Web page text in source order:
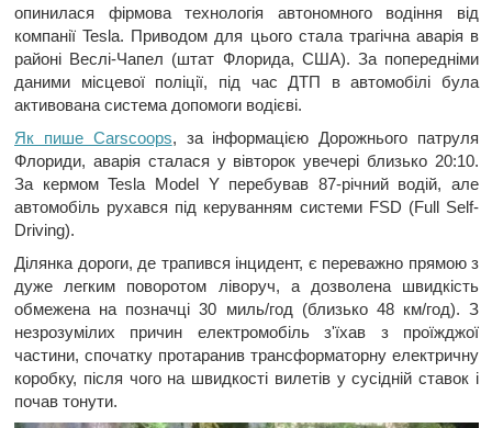
опинилася фірмова технологія автономного водіння від
компанії Tesla. Приводом для цього стала трагічна аварія в
районі Веслі-Чапел (штат Флорида, США). За попередніми
даними місцевої поліції, під час ДТП в автомобілі була
активована система допомоги водієві.
Як пише Carscoops, за інформацією Дорожнього патруля
Флориди, аварія сталася у вівторок увечері близько 20:10.
За кермом Tesla Model Y перебував 87-річний водій, але
автомобіль рухався під керуванням системи FSD (Full Self-
Driving).
Ділянка дороги, де трапився інцидент, є переважно прямою з
дуже легким поворотом ліворуч, а дозволена швидкість
обмежена на позначці 30 миль/год (близько 48 км/год). З
незрозумілих причин електромобіль з'їхав з проїжджої
частини, спочатку протаранив трансформаторну електричну
коробку, після чого на швидкості вилетів у сусідній ставок і
почав тонути.